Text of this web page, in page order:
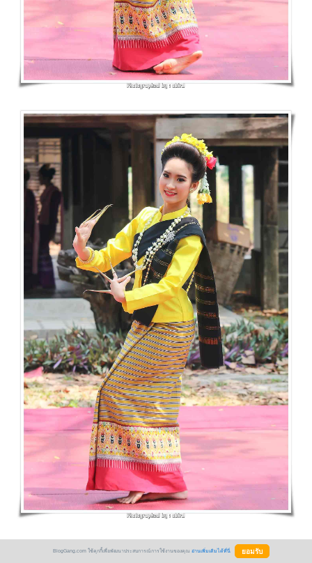
BlogGang.com ใช้คุกกี้เพื่อพัฒนาประสบการณ์การใช้งานของคุณ อ่านเพิ่มเติมได้ที่นี่